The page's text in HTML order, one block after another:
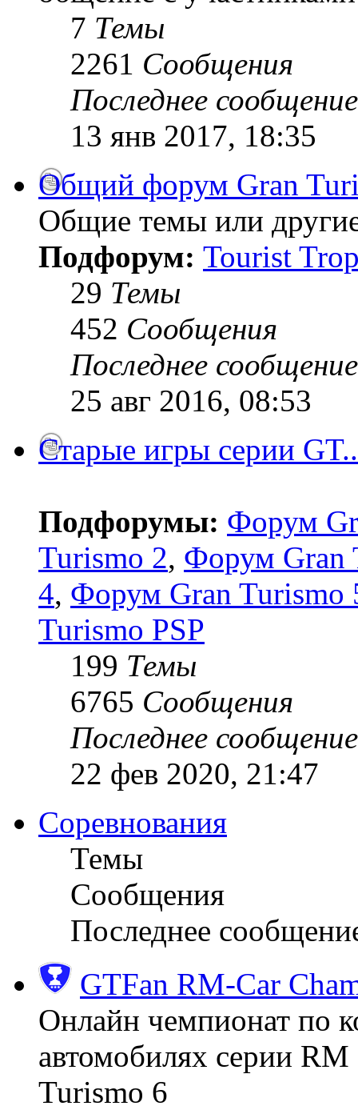
7 Темы
2261 Сообщения
Последнее сообщение
13 янв 2017, 18:35
Общий форум Gran
Общие темы или
Подфорум: Tourist
29 Темы
452 Сообщения
Последнее сообщение
25 авг 2016, 08:53
Старые игры серии
Подфорумы: Форум
Turismo 2, Форум Gran
4, Форум Gran Turismo
Turismo PSP
199 Темы
6765 Сообщения
Последнее сообщение
22 фев 2020, 21:47
Соревнования
Темы
Сообщения
Последнее
GTFan RM-Car
Онлайн чемпионат по
автомобилях серии
Turismo 6